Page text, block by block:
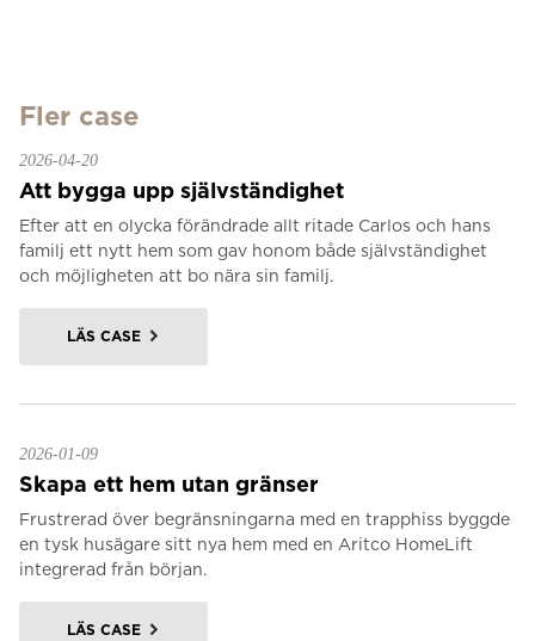
Fler case
2026-04-20
Att bygga upp självständighet
Efter att en olycka förändrade allt ritade Carlos och hans
familj ett nytt hem som gav honom både självständighet
och möjligheten att bo nära sin familj.
LÄS CASE
2026-01-09
Skapa ett hem utan gränser
Frustrerad över begränsningarna med en trapphiss byggde
en tysk husägare sitt nya hem med en Aritco HomeLift
integrerad från början.
LÄS CASE